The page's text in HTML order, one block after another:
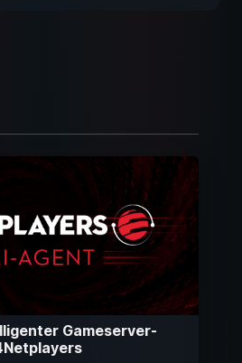
Gameserver-